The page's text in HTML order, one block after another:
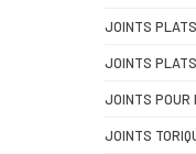
JOINTS
JOINTS
JOINTS POUR
JOINTS